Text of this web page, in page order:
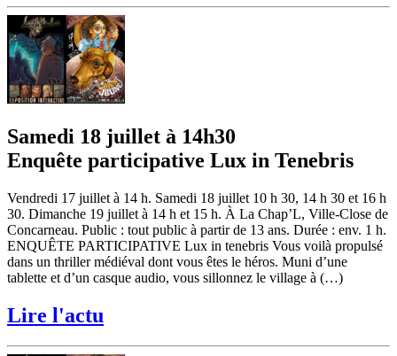
Samedi 18 juillet à 14h30
Enquête participative Lux in Tenebris
Vendredi 17 juillet à 14 h. Samedi 18 juillet 10 h 30, 14 h 30 et 16 h
30. Dimanche 19 juillet à 14 h et 15 h. À La Chap’L, Ville-Close de
Concarneau. Public : tout public à partir de 13 ans. Durée : env. 1 h.
ENQUÊTE PARTICIPATIVE Lux in tenebris Vous voilà propulsé
dans un thriller médiéval dont vous êtes le héros. Muni d’une
tablette et d’un casque audio, vous sillonnez le village à (…)
Lire l'actu